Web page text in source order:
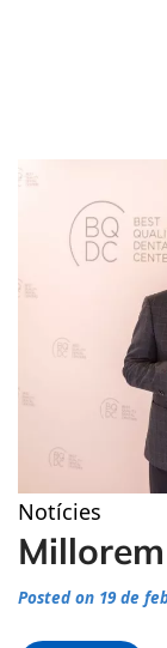
Notícies
Posted on 19 de